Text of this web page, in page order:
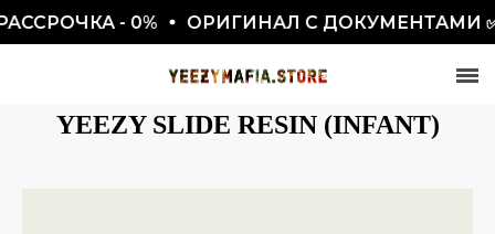
- 0% ОРИГИНАЛ С ДОКУМЕНТАМИ ✅
YEEZY SLIDE RESIN (INFANT)